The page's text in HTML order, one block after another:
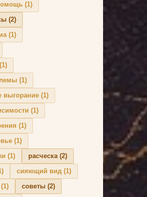
(1)
(2)
(1)
(1)
(1)
выгорание (1)
(1)
(1)
(1)
(1) расческа(2)
сияющий вид (1)
(1) советы (2)